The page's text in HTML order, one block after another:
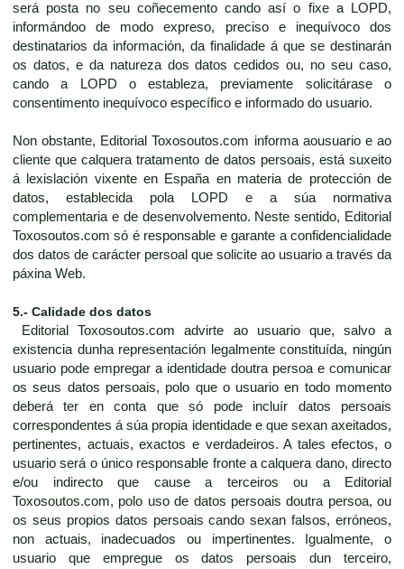
será posta no seu coñecemento cando así o fixe a LOPD,
informándoo de modo expreso, preciso e inequívoco dos
destinatarios da información, da finalidade á que se destinarán
os datos, e da natureza dos datos cedidos ou, no seu caso,
cando a LOPD o estableza, previamente solicitárase o
consentimento inequívoco específico e informado do usuario.
Non obstante, Editorial Toxosoutos.com informa aousuario e ao
cliente que calquera tratamento de datos persoais, está suxeito
á lexislación vixente en España en materia de protección de
datos, establecida pola LOPD e a súa normativa
complementaria e de desenvolvemento. Neste sentido, Editorial
Toxosoutos.com só é responsable e garante a confidencialidade
dos datos de carácter persoal que solicite ao usuario a través da
páxina Web.
5.- Calidade dos datos
Editorial Toxosoutos.com advirte ao usuario que, salvo a
existencia dunha representación legalmente constituída, ningún
usuario pode empregar a identidade doutra persoa e comunicar
os seus datos persoais, polo que o usuario en todo momento
deberá ter en conta que só pode incluír datos persoais
correspondentes á súa propia identidade e que sexan axeitados,
pertinentes, actuais, exactos e verdadeiros. A tales efectos, o
usuario será o único responsable fronte a calquera dano, directo
e/ou indirecto que cause a terceiros ou a Editorial
Toxosoutos.com, polo uso de datos persoais doutra persoa, ou
os seus propios datos persoais cando sexan falsos, erróneos,
non actuais, inadecuados ou impertinentes. Igualmente, o
usuario que empregue os datos persoais dun terceiro,